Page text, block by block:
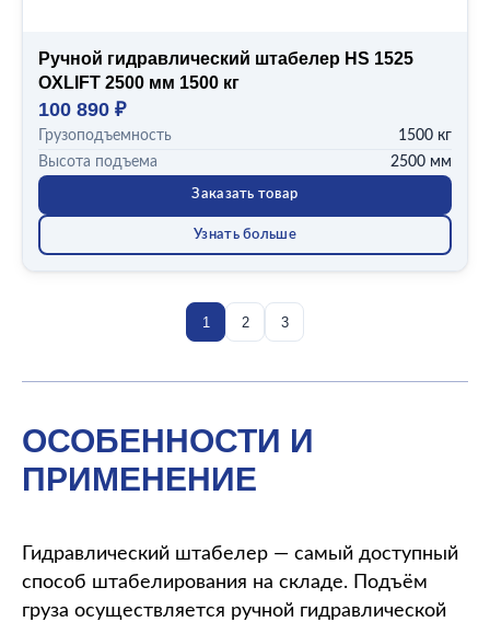
Ручной гидравлический штабелер HS 1525
OXLIFT 2500 мм 1500 кг
100 890 ₽
Грузоподъемность
1500 кг
Высота подъема
2500 мм
Заказать товар
Узнать больше
1 2 3
ОСОБЕННОСТИ И
ПРИМЕНЕНИЕ
Гидравлический штабелер — самый доступный
способ штабелирования на складе. Подъём
груза осуществляется ручной гидравлической